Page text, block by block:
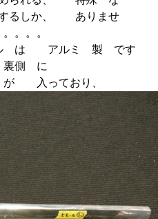
しか、 ありませ
。。。
は アルミ 製 です
側 に
入っており、